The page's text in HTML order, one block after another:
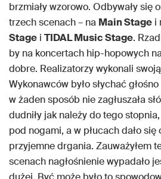
brzmiały wzorowo. Odbywały się
trzech scenach – na Main Stage i
Stage i TIDAL Music Stage.
by na koncertach hip-hopowych
dobre. Realizatorzy wykonali
Wykonawców było słychać
w żaden sposób nie zagłuszała
dudniły jak należy do tego
pod nogami, a w płucach dało
przyjemne drgania. Zauważyłem
scenach nagłośnienie wypadało